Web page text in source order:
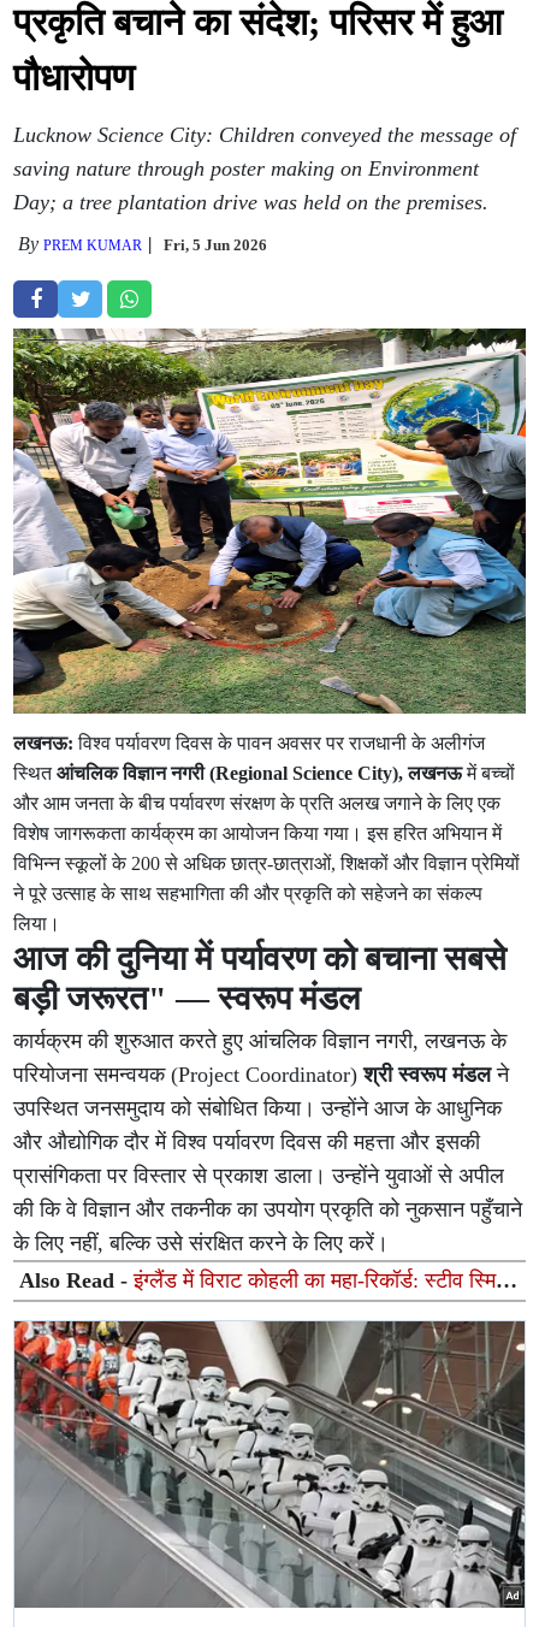
प्रकृति बचाने का संदेश; परिसर में हुआ
पौधारोपण
Lucknow Science City: Children conveyed the message of
saving nature through poster making on Environment
Day; a tree plantation drive was held on the premises.
ByPREM KUMAR Fri, 5 Jun 2026
लखनऊ: विश्व पर्यावरण दिवस के पावन अवसर पर राजधानी के अलीगंज
स्थितआंचलिक विज्ञान नगरी (Regional Science City), लखनऊमें बच्चों
और आम जनता के बीच पर्यावरण संरक्षण के प्रति अलख जगाने के लिए एक
विशेष जागरूकता कार्यक्रम का आयोजन किया गया। इस हरित अभियान में
विभिन्न स्कूलों के 200 से अधिक छात्र-छात्राओं, शिक्षकों और विज्ञान प्रेमियों
ने पूरे उत्साह के साथ सहभागिता की और प्रकृति को सहेजने का संकल्प
लिया।
आज की दुनिया में पर्यावरण को बचाना सबसे
बड़ी जरूरत" — स्वरूप मंडल
कार्यक्रम की शुरुआत करते हुए आंचलिक विज्ञान नगरी, लखनऊ के
परियोजना समन्वयक (Project Coordinator)श्री स्वरूप मंडलने
उपस्थित जनसमुदाय को संबोधित किया। उन्होंने आज के आधुनिक
और औद्योगिक दौर में विश्व पर्यावरण दिवस की महत्ता और इसकी
प्रासंगिकता पर विस्तार से प्रकाश डाला। उन्होंने युवाओं से अपील
की कि वे विज्ञान और तकनीक का उपयोग प्रकृति को नुकसान पहुँचाने
के लिए नहीं, बल्कि उसे संरक्षित करने के लिए करें।
Also Read -इंग्लैंड में विराट कोहली का महा-रिकॉर्ड: स्टीव स्मिथ
और रिकी पोंटिंग को पछाड़कर रचा नया इतिहास